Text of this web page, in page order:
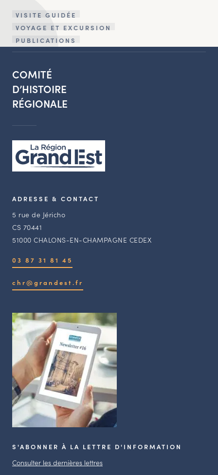
VISITE GUIDÉE
VOYAGE ET EXCURSION
PUBLICATIONS
COMITÉ
D’HISTOIRE
RÉGIONALE
ADRESSE & CONTACT
5 rue de Jéricho
CS 70441
51000 CHALONS-EN-CHAMPAGNE CEDEX
03 87 31 81 45
chr@grandest.fr
S'ABONNER À LA LETTRE D'INFORMATION
Consulter les dernières lettres